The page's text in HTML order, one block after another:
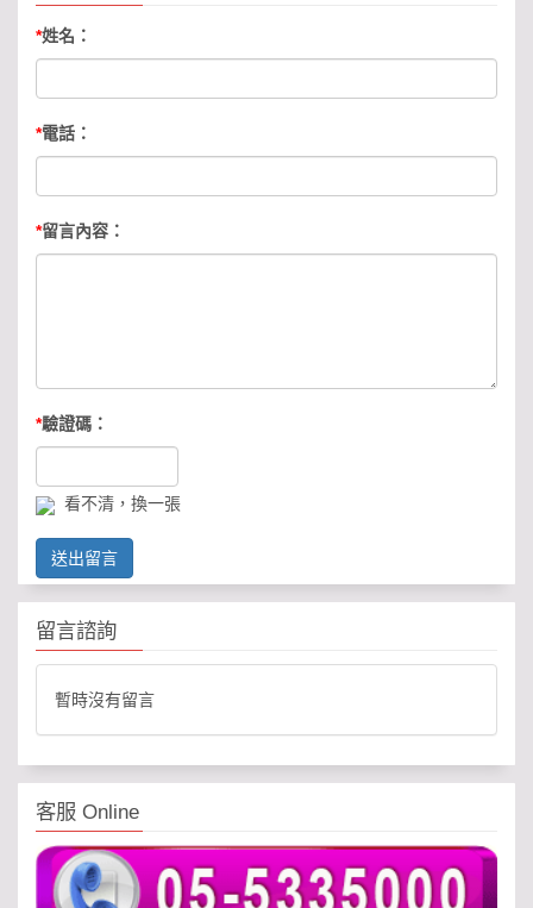
*姓名：
*電話：
*留言內容：
*驗證碼：
看不清，換一張
送出留言
留言諮詢
暫時沒有留言
客服 Online